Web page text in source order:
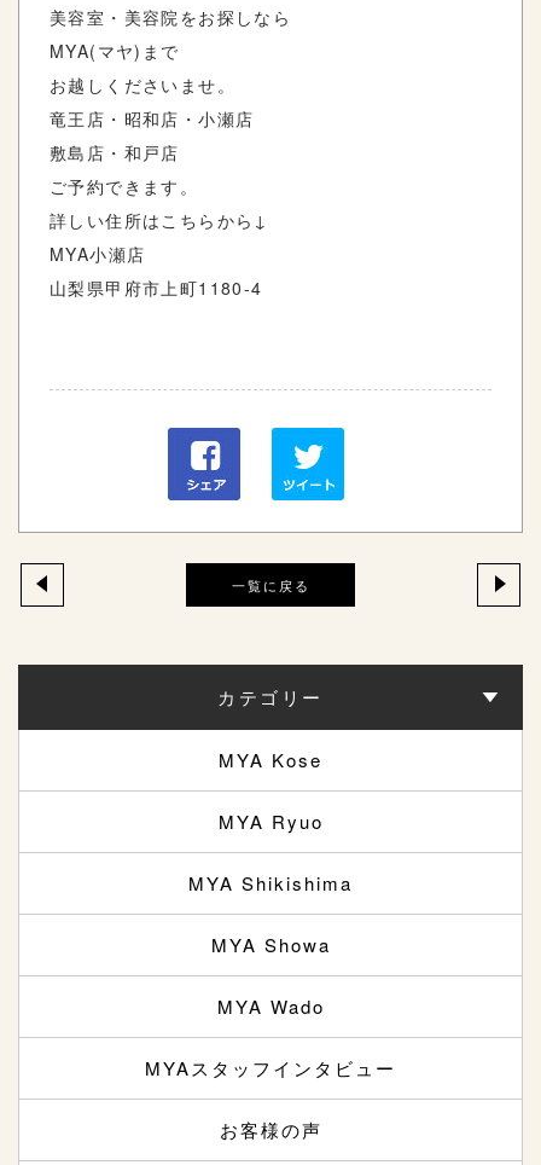
美容室・美容院をお探しなら
MYA( マヤ) まで
お越しくださいませ。
竜王店・昭和店・小瀬店
敷島店・和戸店
ご予約できます。
詳しい住所はこちらから ↓
MYA小瀬店
山梨県甲府市上町1180-4
一覧に戻る
カテゴリー
MYA Kose
MYA Ryuo
MYA Shikishima
MYA Showa
MYA Wado
MYAスタッフインタビュー
お客様の声